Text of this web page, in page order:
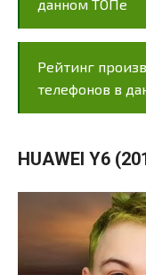
данном ТОПе
Рейтинг
телефонов в
HUAWEI Y6